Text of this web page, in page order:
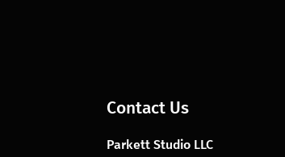
Contact Us
Parkett Studio LLC